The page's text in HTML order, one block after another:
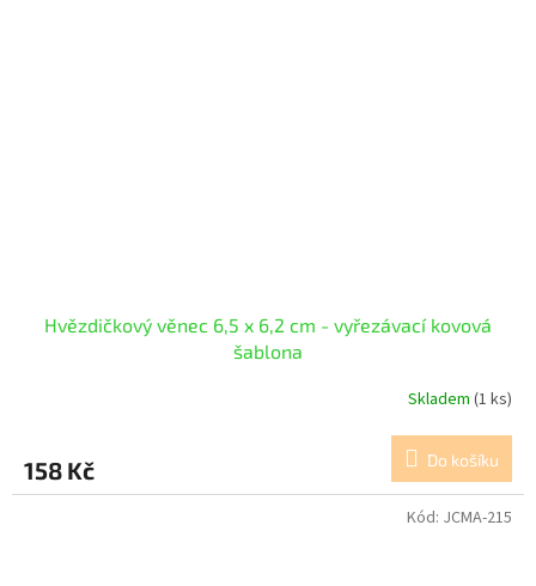
Hvězdičkový věnec 6,5 x 6,2 cm - vyřezávací kovová
šablona
Skladem (1 ks)
158 Kč Do košíku
Kód: JCMA-215